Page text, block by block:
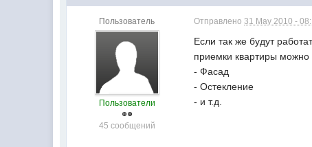
Пользователь
Пользователи
45 сообщений
Отправлено31 May 2010 -
Если так же будут
приемки квартиры можно
- Фасад
- Остекление
- и т.д.